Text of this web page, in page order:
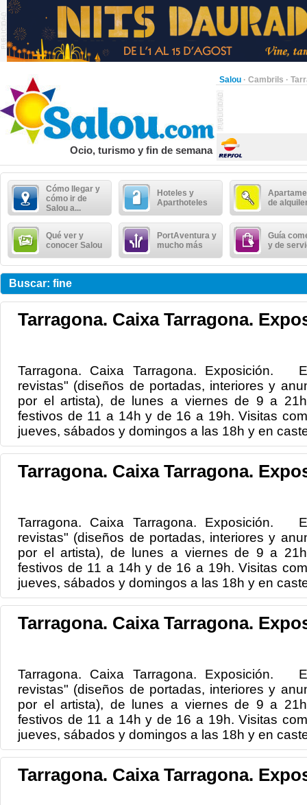
Salou · Cambrils ·
Ocio, turismo y fin de semana
Cómo llegar y
cómo ir de
Salou a...
Hoteles y
Aparthoteles
de
Qué ver y
conocer Salou
PortAventura y
mucho más
Guía
y de
Buscar: fine
Tarragona. Caixa Tarragona.
Tarragona. Caixa Tarragona. Exposición.
revistas" (diseños de portadas, interiores y
por el artista), de lunes a viernes de 9 a
festivos de 11 a 14h y de 16 a 19h. Visitas
jueves, sábados y domingos a las 18h y en
Tarragona. Caixa Tarragona.
Tarragona. Caixa Tarragona. Exposición.
revistas" (diseños de portadas, interiores y
por el artista), de lunes a viernes de 9 a
festivos de 11 a 14h y de 16 a 19h. Visitas
jueves, sábados y domingos a las 18h y en
Tarragona. Caixa Tarragona.
Tarragona. Caixa Tarragona. Exposición.
revistas" (diseños de portadas, interiores y
por el artista), de lunes a viernes de 9 a
festivos de 11 a 14h y de 16 a 19h. Visitas
jueves, sábados y domingos a las 18h y en
Tarragona. Caixa Tarragona.